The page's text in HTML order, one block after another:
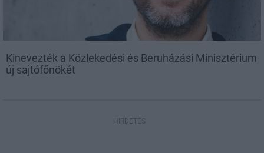
Kinevezték a Közlekedési és Beruházási Minisztérium
új sajtófőnökét
HIRDETÉS